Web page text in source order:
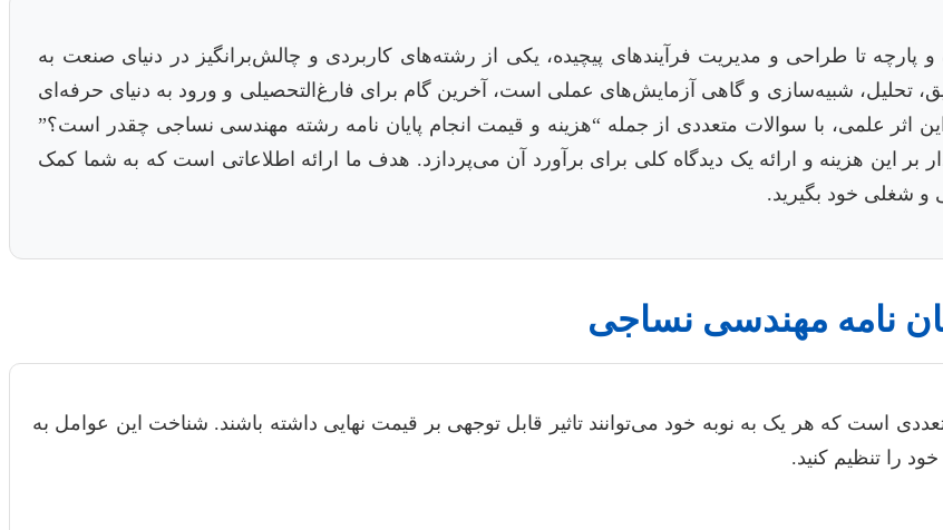
پارچه تا طراحی و مدیریت فرآیندهای پیچیده، یکی از رشته‌های کاربردی و چالش‌برانگیز در دنیای صنعت به
تحلیل، شبیه‌سازی و گاهی آزمایش‌های عملی است، آخرین گام برای فارغ‌التحصیلی و ورود به دنیای حرفه‌ای
علمی، با سوالات متعددی از جمله “هزینه و قیمت انجام پایان نامه رشته مهندسی نساجی چقدر است؟”
این هزینه و ارائه یک دیدگاه کلی برای برآورد آن می‌پردازد. هدف ما ارائه اطلاعاتی است که به شما کمک
و شغلی خود بگیرید.
نامه مهندسی نساجی
است که هر یک به نوبه خود می‌توانند تاثیر قابل توجهی بر قیمت نهایی داشته باشند. شناخت این عوامل به
را تنظیم کنید.